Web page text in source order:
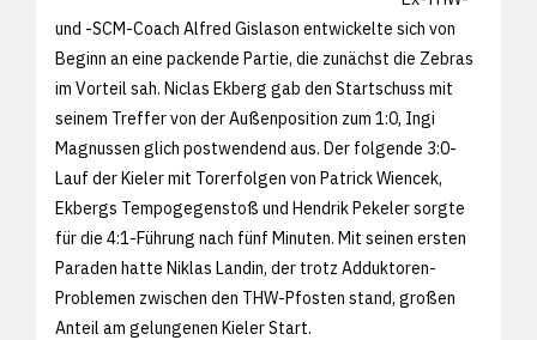
und -SCM-Coach Alfred Gislason entwickelte sich von
Beginn an eine packende Partie, die zunächst die Zebras
im Vorteil sah. Niclas Ekberg gab den Startschuss mit
seinem Treffer von der Außenposition zum 1:0, Ingi
Magnussen glich postwendend aus. Der folgende 3:0-
Lauf der Kieler mit Torerfolgen von Patrick Wiencek,
Ekbergs Tempogegenstoß und Hendrik Pekeler sorgte
für die 4:1-Führung nach fünf Minuten. Mit seinen ersten
Paraden hatte Niklas Landin, der trotz Adduktoren-
Problemen zwischen den THW-Pfosten stand, großen
Anteil am gelungenen Kieler Start.